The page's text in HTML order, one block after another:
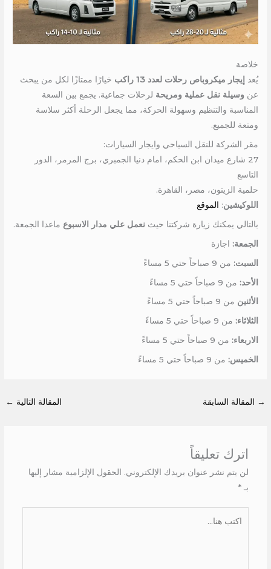
خلاصة
يُعد إيجار ميكروباص رحلات لعدد 13 راكب
خيارًا ممتازًا لكل من يبحث
عنوسيلة نقل عملية ومريحة لرحلات جماعية. يجمع بين السعة
المناسبة والتنظيم وسهولة الحركة، مما يجعل الرحلة أكثر سلاسة
ومتعة للجميع.
مقر الشركة للنقل السياحي وايجار السيارات:
27 شارع ميدان ابن الحكم، امام دنيا الجمبري، برج المرمر، الدور
التاسع
حلمية الزيتون، مصر، القاهرة.
اللوكيشين: الموقع
بالتالي يمكنك زيارة شركتنا حيثنعمل علي مدار الاسبوع ماعدا الجمعة.
الجمعة: اجازة
السبت: من 9 صباحاً حتي 5 مساءً
الأحد: من 9 صباحاً حتي 5 مساءً
الأثنين من 9 صباحاً حتي 5 مساءً
الثلاثاء: من 9 صباحاً حتي 5 مساءً
الاربعاء: من 9 صباحاً حتي 5 مساءً
الخميس: من 9 صباحاً حتي 5 مساءً
→ المقالة السابقة المقالة التالية ←
اترك تعليقاً
لن يتم نشر عنوان بريدك الإلكتروني. الحقول الإلزامية مشار إليها
بـ *